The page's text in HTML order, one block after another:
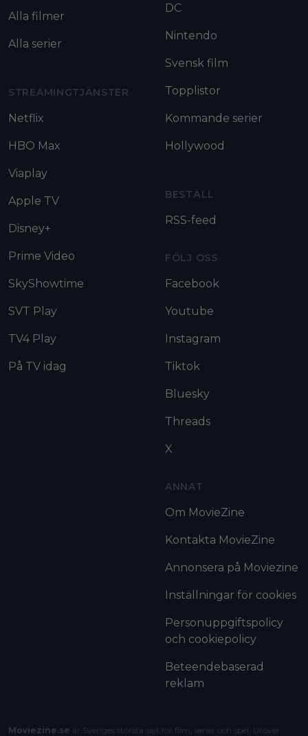
Alla filmer
Alla serier
STREAMINGTJÄNSTER
Netflix
HBO Max
Viaplay
Apple TV
Disney+
Prime Video
SkyShowtime
SVT Play
TV4 Play
På TV idag
DC
Nintendo
Svensk film
Topplistor
Kommande serier
Hollywood
BESTÄLL
RSS-feed
FÖLJ OSS
Facebook
Youtube
Instagram
Tiktok
Bluesky
Threads
X
ANNAT
Om MovieZine
Kontakta MovieZine
Annonsera på Moviezine
Inställningar för cookies
Personuppgiftspolicy
och cookiepolicy
Beteendebaserad
reklam
Moviezine.se är Sveriges största sajt för film, serier och spel. Utöver